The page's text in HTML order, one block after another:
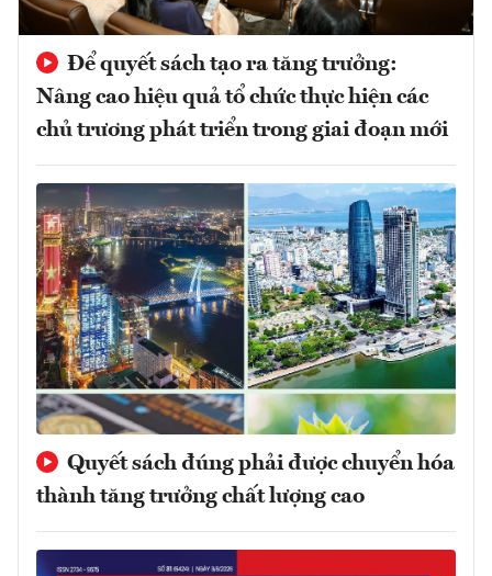
Để quyết sách tạo ra tăng trưởng:
Nâng cao hiệu quả tổ chức thực hiện các
chủ trương phát triển trong giai đoạn mới
Quyết sách đúng phải được chuyển hóa
thành tăng trưởng chất lượng cao